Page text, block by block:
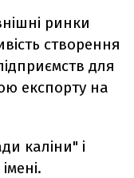
ринки
створення
для
експорту на
каліни" і